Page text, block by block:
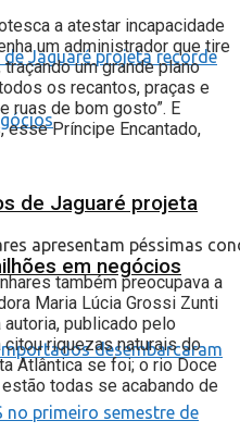
de Jaguaré projeta
em negócios
a atestar incapacidade
um administrador que tire
um grande plano
os recantos, praças e
ruas de bom gosto”. E
esse Príncipe Encantado,
apresentam péssimas
também preocupava a
Maria Lúcia Grossi Zunti
publicado pelo
citou riquezas naturais do
Atlântica se foi; o rio Doce
todas se acabando de